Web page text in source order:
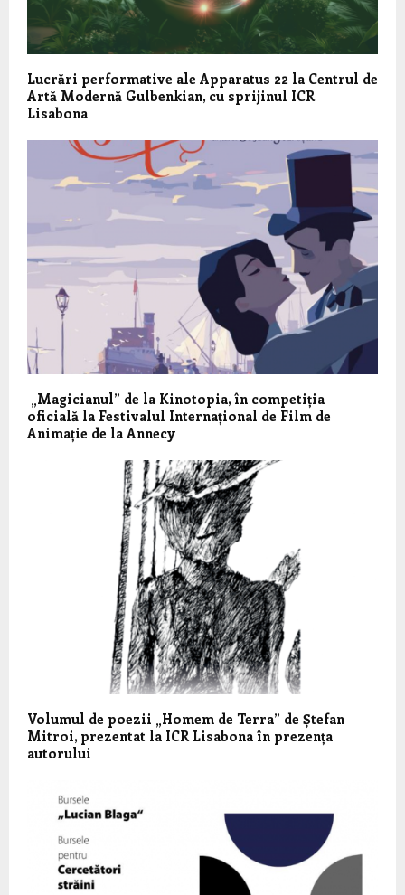
Lucrări performative ale Apparatus 22 la Centrul de
Artă Modernă Gulbenkian, cu sprijinul ICR
Lisabona
„Magicianul” de la Kinotopia, în competiția
oficială la Festivalul Internațional de Film de
Animație de la Annecy
Volumul de poezii „Homem de Terra” de Ștefan
Mitroi, prezentat la ICR Lisabona în prezența
autorului